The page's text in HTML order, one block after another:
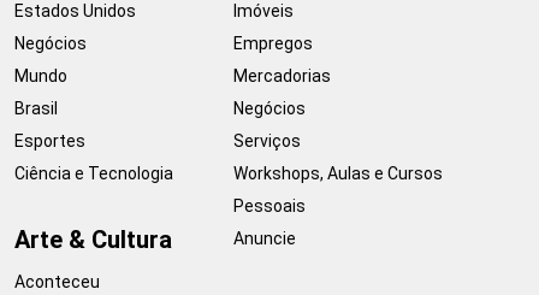
Estados Unidos
Negócios
Mundo
Brasil
Esportes
Ciência e Tecnologia
Arte & Cultura
Aconteceu
Imóveis
Empregos
Mercadorias
Negócios
Serviços
Workshops, Aulas e Cursos
Pessoais
Anuncie